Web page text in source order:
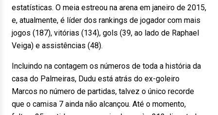
estatísticas. O meia estreou na arena em janeiro de 2015,
e, atualmente, é líder dos rankings de jogador com mais
jogos (187), vitórias (134), gols (39, ao lado de Raphael
Veiga) e assistências (48).
Incluindo na contagem os números de toda a história da
casa do Palmeiras, Dudu está atrás do ex-goleiro
Marcos no número de partidas, talvez o único recorde
que o camisa 7 ainda não alcançou. Até o momento,